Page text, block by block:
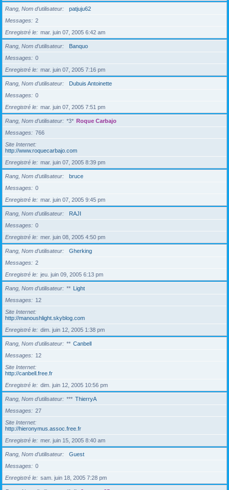
Rang, Nom d’utilisateur
patjuju62
Messages
2
Enregistré le
mar. juin 07, 2005 6:42 am
Rang, Nom d’utilisateur
Banquo
Messages
0
Enregistré le
mar. juin 07, 2005 7:16 pm
Rang, Nom d’utilisateur
Dubuis Antoinette
Messages
0
Enregistré le
mar. juin 07, 2005 7:51 pm
Rang, Nom d’utilisateur *3* Roque Carbajo
Messages
766
Site Internet
http://www.roquecarbajo.com
Enregistré le
mar. juin 07, 2005 8:39 pm
Rang, Nom d’utilisateur
bruce
Messages
0
Enregistré le
mar. juin 07, 2005 9:45 pm
Rang, Nom d’utilisateur
RAJI
Messages
0
Enregistré le
mer. juin 08, 2005 4:50 pm
Rang, Nom d’utilisateur
Gherking
Messages
2
Enregistré le
jeu. juin 09, 2005 6:13 pm
Rang, Nom d’utilisateur ** Light
Messages
12
Site Internet
http://manoushlight.skyblog.com
Enregistré le
dim. juin 12, 2005 1:38 pm
Rang, Nom d’utilisateur ** Canbell
Messages
12
Site Internet
http://canbell.free.fr
Enregistré le
dim. juin 12, 2005 10:56 pm
Rang, Nom d’utilisateur *** ThierryA
Messages
27
Site Internet
http://hieronymus.assoc.free.fr
Enregistré le
mer. juin 15, 2005 8:40 am
Rang, Nom d’utilisateur
Guest
Messages
0
Enregistré le
sam. juin 18, 2005 7:28 pm